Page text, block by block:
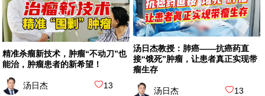
汤日杰教授：肺癌——抗癌药直
接“饿死”肿瘤，让患者真正实现带
瘤生存
汤日杰 13
精准杀瘤新技术，肿瘤“不动刀”也
能治，肿瘤患者的新希望！
汤日杰 13